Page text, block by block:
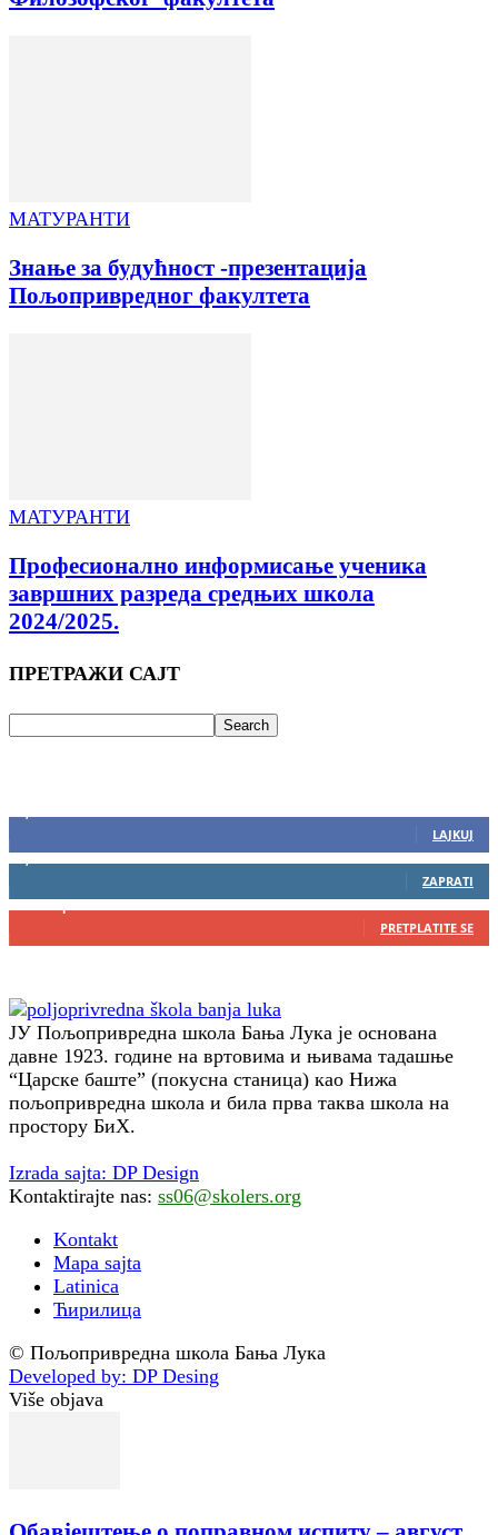
МАТУРАНТИ
Знање за будућност -презентација
Пољопривредног факултета
МАТУРАНТИ
Професионално информисање ученикa
завршних разреда средњих школа
2024/2025.
ПРЕТРАЖИ САЈТ
LAJKUJ
ZAPRATI
PRETPLATITE SE
ЈУ Пољопривредна школа Бања Лука је основана
давне 1923. године на вртовима и њивама тадашње
“Царске баште” (покусна станица) као Нижа
пољопривредна школа и била прва таква школа на
простору БиХ.
Izrada sajta: DP Design
Kontaktirajte nas: ss06@skolers.org
Kontakt
Mapa sajta
Latinica
Ћирилица
© Пољопривредна школа Бања Лука
Developed by: DP Desing
Više objava